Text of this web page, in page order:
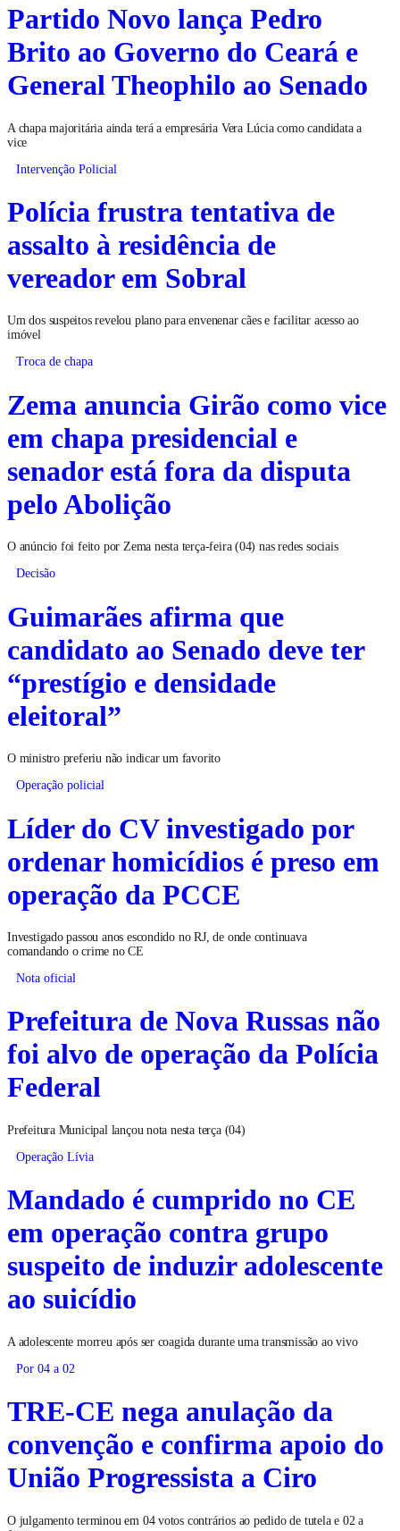
Partido Novo lança Pedro
Brito ao Governo do Ceará e
General Theophilo ao Senado
A chapa majoritária ainda terá a empresária Vera Lúcia como candidata a
vice
Intervenção Policial
Polícia frustra tentativa de
assalto à residência de
vereador em Sobral
Um dos suspeitos revelou plano para envenenar cães e facilitar acesso ao
imóvel
Troca de chapa
Zema anuncia Girão como vice
em chapa presidencial e
senador está fora da disputa
pelo Abolição
O anúncio foi feito por Zema nesta terça-feira (04) nas redes sociais
Decisão
Guimarães afirma que
candidato ao Senado deve ter
“prestígio e densidade
eleitoral”
O ministro preferiu não indicar um favorito
Operação policial
Líder do CV investigado por
ordenar homicídios é preso em
operação da PCCE
Investigado passou anos escondido no RJ, de onde continuava
comandando o crime no CE
Nota oficial
Prefeitura de Nova Russas não
foi alvo de operação da Polícia
Federal
Prefeitura Municipal lançou nota nesta terça (04)
Operação Lívia
Mandado é cumprido no CE
em operação contra grupo
suspeito de induzir adolescente
ao suicídio
A adolescente morreu após ser coagida durante uma transmissão ao vivo
Por 04 a 02
TRE-CE nega anulação da
convenção e confirma apoio do
União Progressista a Ciro
O julgamento terminou em 04 votos contrários ao pedido de tutela e 02 a